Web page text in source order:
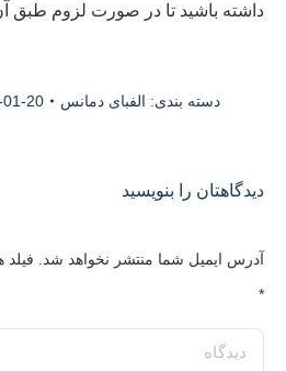
داشته باشيد تا در صورت لزوم طبق
دسته بندی: الفبای دمانس 01-20
دیدگاهتان را بنویسید
آدرس ایمیل شما منتشر نخواهد شد.
*
دیدگاه